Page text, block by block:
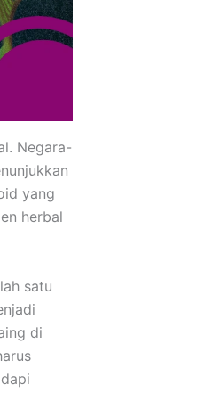
Negara-
yang
herbal
satu
di